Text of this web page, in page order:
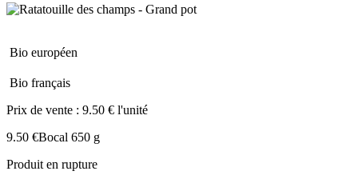
Bio européen
Bio français
Prix de vente : 9.50 € l'unité
9.50 €Bocal 650 g
Produit en rupture